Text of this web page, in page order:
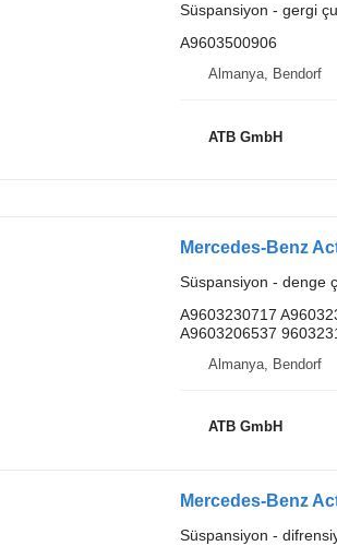
Süspansiyon - gergi
A9603500906
Almanya, Bendorf
ATB GmbH
Mercedes-Benz
Süspansiyon - denge
A9603230717
A9603206537
Almanya, Bendorf
ATB GmbH
Süspansiyon -